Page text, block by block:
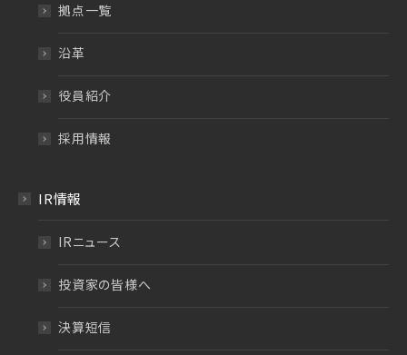
拠点一覧
沿革
役員紹介
採用情報
IR情報
IRニュース
投資家の皆様へ
決算短信